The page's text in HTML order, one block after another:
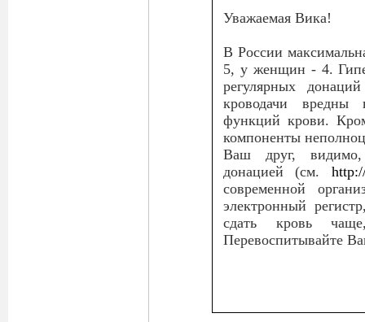
Уважаемая Вика!
В России
5, у женщин - 4.
регулярных
кроводачи
функций крови.
компоненты
Ваш друг, видимо,
донацией (см.
современной
электронный
сдать кровь
Перевоспитывайте